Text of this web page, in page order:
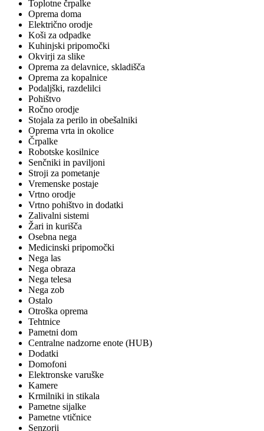
Toplotne črpalke
Oprema doma
Električno orodje
Koši za odpadke
Kuhinjski pripomočki
Okvirji za slike
Oprema za delavnice, skladišča
Oprema za kopalnice
Podaljški, razdelilci
Pohištvo
Ročno orodje
Stojala za perilo in obešalniki
Oprema vrta in okolice
Črpalke
Robotske kosilnice
Senčniki in paviljoni
Stroji za pometanje
Vremenske postaje
Vrtno orodje
Vrtno pohištvo in dodatki
Zalivalni sistemi
Žari in kurišča
Osebna nega
Medicinski pripomočki
Nega las
Nega obraza
Nega telesa
Nega zob
Ostalo
Otroška oprema
Tehtnice
Pametni dom
Centralne nadzorne enote (HUB)
Dodatki
Domofoni
Elektronske varuške
Kamere
Krmilniki in stikala
Pametne sijalke
Pametne vtičnice
Senzorji